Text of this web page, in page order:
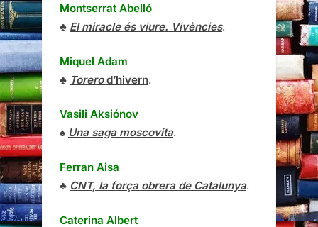
Montserrat Abelló
♣ El miracle és viure. Vivències.
Miquel Adam
♣ Torerod’hivern.
Vasili Aksiónov
♠ Una saga moscovita.
Ferran Aisa
♣ CNT, la força obrera de Catalunya.
Caterina Albert